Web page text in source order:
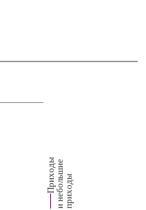
П
р
их
о
д
ы
и
н
е
б
о
ль
ш
ие
п
р
и
х
о
ды